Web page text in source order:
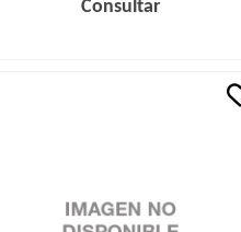
Consultar